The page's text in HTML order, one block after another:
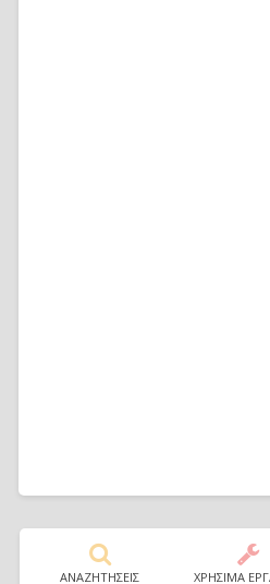
ΑΝΑΖΗΤΗΣΕΙΣ ΧΡΗΣΙΜΑ